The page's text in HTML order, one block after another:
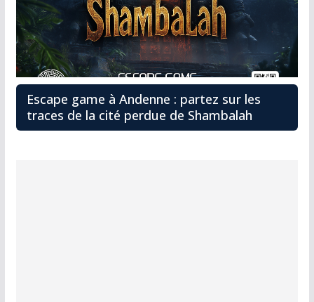
Escape game à Andenne : partez sur les
traces de la cité perdue de Shambalah